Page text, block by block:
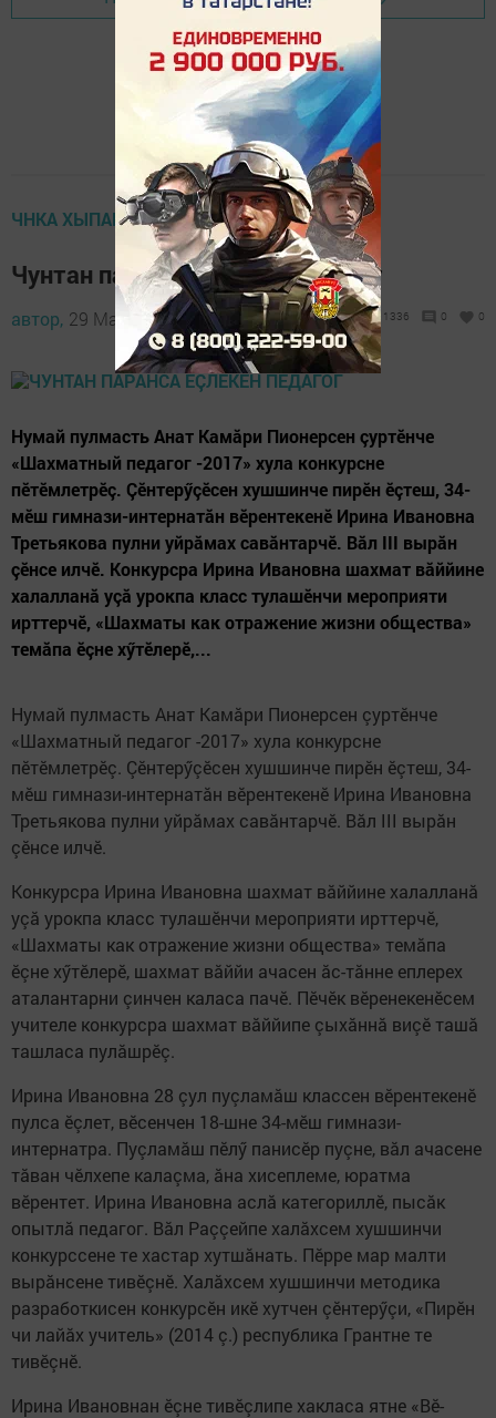
ЧНКА ХЫПАРӖСЕМ
Чунтан парăнса ӗçлекен педагог
автор, 29 May 2017 - 07:23 1336 0 0
Нумай пулмасть Анат Камăри Пионерсен çуртӗнче
«Шахматный педагог -2017» хула конкурсне
пӗтӗмлетрӗç. Çӗнтерӳçӗсен хушшинче пирӗн ӗçтеш, 34-
мӗш гимнази-интернатăн вӗрентекенӗ Ирина Ивановна
Третьякова пулни уйрăмах савăнтарчӗ. Вăл III вырăн
çӗнсе илчӗ. Конкурсра Ирина Ивановна шахмат вăййине
халалланă уçă урокпа класс тулашӗнчи мероприяти
ирттерчӗ, «Шахматы как отражение жизни общества»
темăпа ӗçне хӳтӗлерӗ,...
Нумай пулмасть Анат Камăри Пионерсен çуртӗнче
«Шахматный педагог -2017» хула конкурсне
пӗтӗмлетрӗç. Çӗнтерӳçӗсен хушшинче пирӗн ӗçтеш, 34-
мӗш гимнази-интернатăн вӗрентекенӗ Ирина Ивановна
Третьякова пулни уйрăмах савăнтарчӗ. Вăл III вырăн
çӗнсе илчӗ.
Конкурсра Ирина Ивановна шахмат вăййине халалланă
уçă урокпа класс тулашӗнчи мероприяти ирттерчӗ,
«Шахматы как отражение жизни общества» темăпа
ӗçне хӳтӗлерӗ, шахмат вăййи ачасен ăс-тăнне еплерех
аталантарни çинчен каласа пачӗ. Пӗчӗк вӗренекенӗсем
учителе конкурсра шахмат вăййипе çыхăннă виçӗ ташă
ташласа пулăшрӗç.
Ирина Ивановна 28 çул пуçламăш классен вӗрентекенӗ
пулса ӗçлет, вӗсенчен 18-шне 34-мӗш гимнази-
интернатра. Пуçламăш пӗлӳ панисӗр пуçне, вăл ачасене
тăван чӗлхепе калаçма, ăна хисеплеме, юратма
вӗрентет. Ирина Ивановна аслă категориллӗ, пысăк
опытлă педагог. Вăл Раççейпе халăхсем хушшинчи
конкурссене те хастар хутшăнать. Пӗрре мар малти
вырăнсене тивӗçнӗ. Халăхсем хушшинчи методика
разработкисен конкурсӗн икӗ хутчен çӗнтерӳçи, «Пирӗн
чи лайăх учитель» (2014 ç.) республика Грантне те
тивӗçнӗ.
Ирина Ивановнан ӗçне тивӗçлипе хакласа ятне «Вӗ­